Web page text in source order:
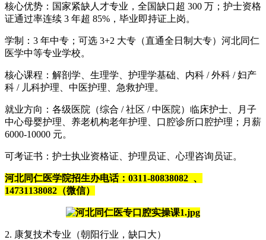
核心优势：国家紧缺人才专业，全国缺口超 300 万；护士资格
证通过率连续 3 年超 85%，毕业即持证上岗。
学制：3 年中专；可选 3+2 大专（直通全日制大专）河北同仁
医学中等专业学校。
核心课程：解剖学、生理学、护理学基础、内科 / 外科 / 妇产
科 / 儿科护理、中医护理、急救护理。
就业方向：各级医院（综合 / 社区 / 中医院）临床护士、月子
中心母婴护理、养老机构老年护理、口腔诊所口腔护理；月薪
6000-10000 元。
可考证书：护士执业资格证、护理员证、心理咨询员证。
河北同仁医学院招生办电话：0311-80838082 、
14731138082（微信）
2. 康复技术专业（朝阳行业，缺口大）